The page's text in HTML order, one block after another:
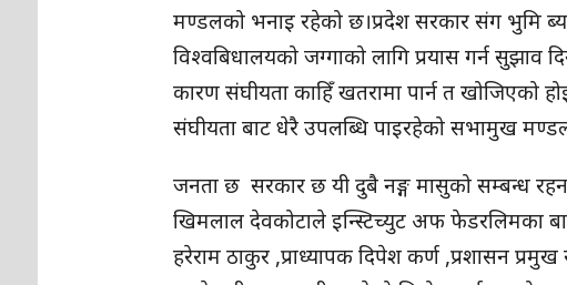
मण्डलको भनाइ रहेको छ।प्रदेश सरकार संग भुमि
विश्वबिधालयको जग्गाको लागि प्रयास गर्न
कारण संघीयता काहिँ खतरामा पार्न त खोजिएको
संघीयता बाट धेरै उपलब्धि पाइरहेको सभामुख
जनता छ सरकार छ यी दुबै नङ्ग मासुको सम्बन्ध
खिमलाल देवकोटाले इन्स्टिच्युट अफ फेडरलिमका
हरेराम ठाकुर ,प्राध्यापक दिपेश कर्ण ,प्रशासन